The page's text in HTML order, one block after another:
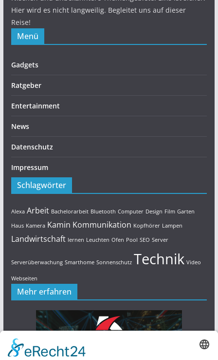
Hier wird es nicht langweilig. Begleitet uns auf dieser
Reise!
Menü
Gadgets
Ratgeber
Entertainment
News
Datenschutz
Impressum
Schlagwörter
Alexa Arbeit Bachelorarbeit Bluetooth Computer Design Film Garten
Haus Kamera Kamin Kommunikation Kopfhörer Lampen
Landwirtschaft lernen Leuchten Ofen Pool SEO Server
Serverüberwachung Smarthome Sonnenschutz Technik Video
Webseiten
Mehr erfahren